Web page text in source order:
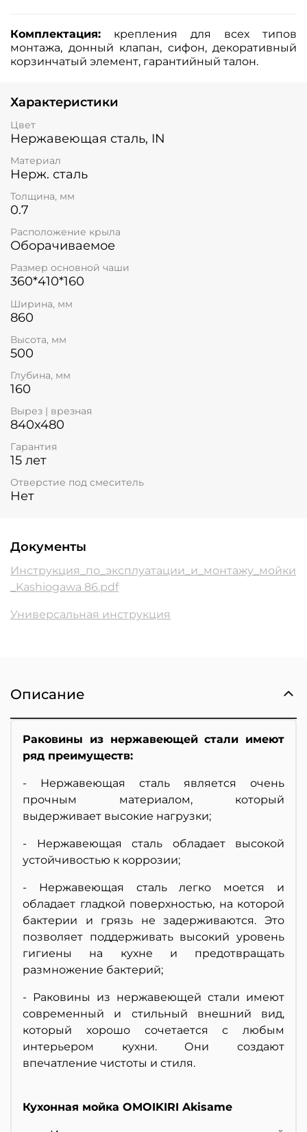
Комплектация: крепления для всех типов
монтажа, донный клапан, сифон, декоративный
корзинчатый элемент, гарантийный талон.
Характеристики
Цвет
Нержавеющая сталь, IN
Материал
Нерж. сталь
Толщина, мм
0.7
Расположение крыла
Оборачиваемое
Размер основной чаши
360*410*160
Ширина, мм
860
Высота, мм
500
Глубина, мм
160
Вырез | врезная
840x480
Гарантия
15 лет
Отверстие под смеситель
Нет
Документы
Инструкция_по_эксплуатации_и_монтажу_мойки
_Kashiogawa 86.pdf
Универсальная инструкция
Описание
Раковины из нержавеющей стали имеют
ряд преимуществ:
- Нержавеющая сталь является очень
прочным материалом, который
выдерживает высокие нагрузки;
- Нержавеющая сталь обладает высокой
устойчивостью к коррозии;
- Нержавеющая сталь легко моется и
обладает гладкой поверхностью, на которой
бактерии и грязь не задерживаются. Это
позволяет поддерживать высокий уровень
гигиены на кухне и предотвращать
размножение бактерий;
- Раковины из нержавеющей стали имеют
современный и стильный внешний вид,
который хорошо сочетается с любым
интерьером кухни. Они создают
впечатление чистоты и стиля.
Кухонная мойка OMOIKIRI Akisame